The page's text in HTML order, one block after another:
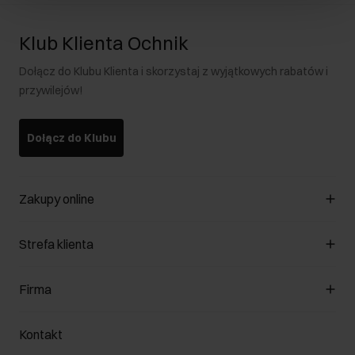
Klub Klienta Ochnik
Dołącz do Klubu Klienta i skorzystaj z wyjątkowych rabatów i
przywilejów!
Dołącz do Klubu
Zakupy online
Zarządzaj cookies
Formy płatności
Jak dokonać zwrotu?
Strefa klienta
Klub Klienta
Zwróć produkty
Firma
O nas
Kontakt